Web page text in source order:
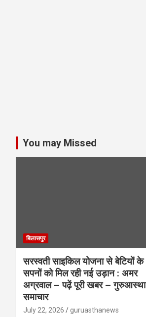
You may Missed
बिलासपुर
सरस्वती साइकिल योजना से बेटियों के
सपनों को मिल रही नई उड़ान : अमर
अग्रवाल – पढ़ें पूरी खबर – गुरुआस्था
समाचार
July 22, 2026 guruasthanews